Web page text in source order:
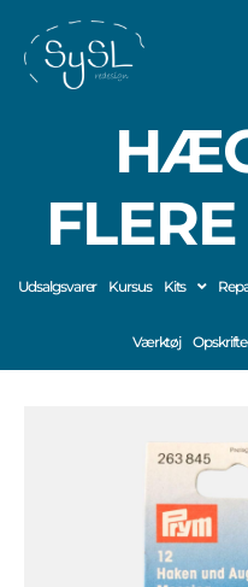
indholdet
Udsalgsvarer Kursus Kits
Værktøj